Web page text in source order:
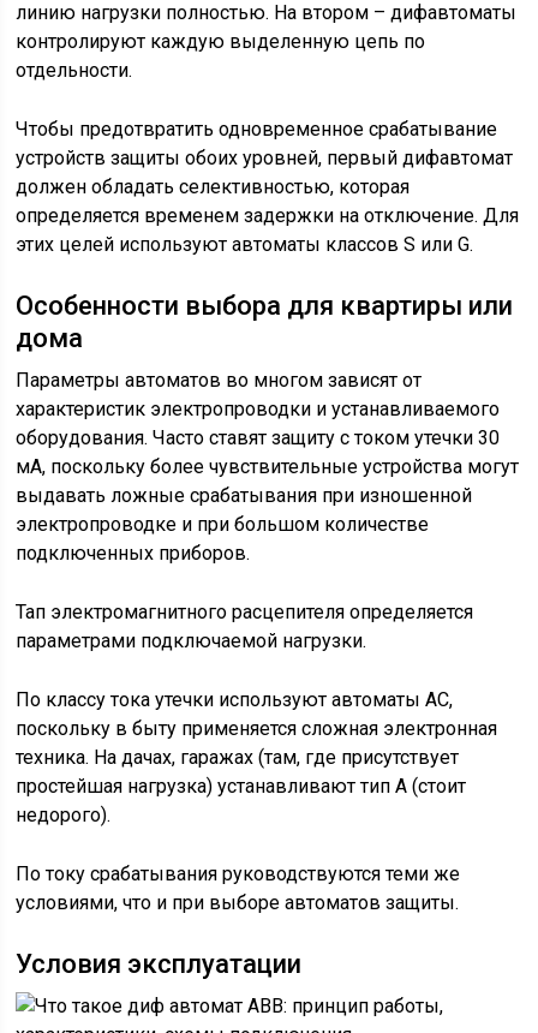
линию нагрузки полностью. На втором – дифавтоматы
контролируют каждую выделенную цепь по
отдельности.
Чтобы предотвратить одновременное срабатывание
устройств защиты обоих уровней, первый дифавтомат
должен обладать селективностью, которая
определяется временем задержки на отключение. Для
этих целей используют автоматы классов S или G.
Особенности выбора для квартиры или
дома
Параметры автоматов во многом зависят от
характеристик электропроводки и устанавливаемого
оборудования. Часто ставят защиту с током утечки 30
мА, поскольку более чувствительные устройства могут
выдавать ложные срабатывания при изношенной
электропроводке и при большом количестве
подключенных приборов.
Тап электромагнитного расцепителя определяется
параметрами подключаемой нагрузки.
По классу тока утечки используют автоматы АС,
поскольку в быту применяется сложная электронная
техника. На дачах, гаражах (там, где присутствует
простейшая нагрузка) устанавливают тип А (стоит
недорого).
По току срабатывания руководствуются теми же
условиями, что и при выборе автоматов защиты.
Условия эксплуатации